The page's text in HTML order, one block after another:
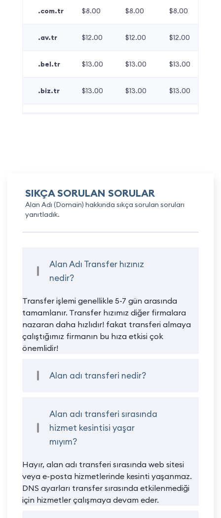
.com.tr $8.00 $8.00 $8.00
.av.tr $12.00 $12.00 $12.00
.bel.tr $13.00 $13.00 $13.00
.biz.tr $13.00 $13.00 $13.00
SIKÇA SORULAN SORULAR
Alan Adı (Domain) hakkında sıkça sorulan soruları
yanıtladık.
Alan Adı Transfer hızınız
nedir?
Transfer işlemi genellikle 5-7 gün arasında
tamamlanır. Transfer hızımız diğer firmalara
nazaran daha hızlıdır! fakat transferi almaya
çalıştığımız firmanın bu hıza etkisi çok
önemlidir!
Alan adı transferi nedir?
Alan adı transferi sırasında
hizmet kesintisi yaşar
mıyım?
Hayır, alan adı transferi sırasında web sitesi
veya e-posta hizmetlerinde kesinti yaşanmaz.
DNS ayarları transfer sırasında etkilenmediği
için hizmetler çalışmaya devam eder.